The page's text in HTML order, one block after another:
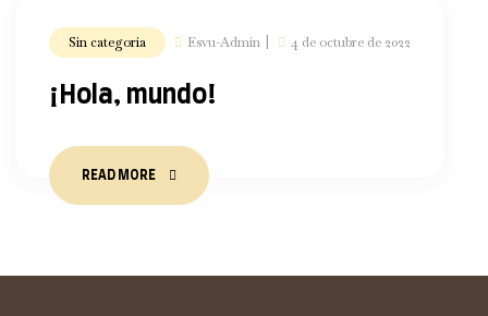
Sin categoría Esvu-Admin 4 de octubre de 2022
¡Hola, mundo!
READ MORE